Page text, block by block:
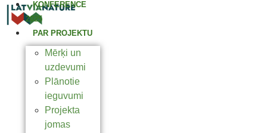
KONFERENCE
2025
PAR PROJEKTU
Mērķi un
uzdevumi
Plānotie
ieguvumi
Projekta
jomas